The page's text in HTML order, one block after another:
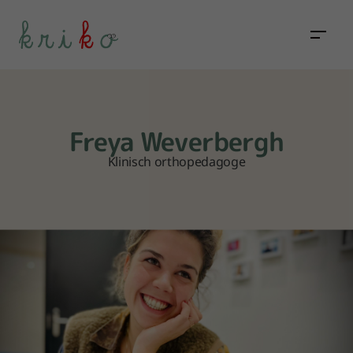
Freya Weverbergh
Klinisch orthopedagoge